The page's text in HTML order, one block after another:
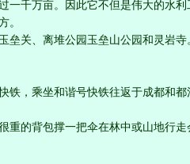
一千万亩。因此它不但是伟大的水
。
垒关、离堆公园玉垒山公园和灵岩寺
铁，乘坐和谐号快铁往返于成都和
重的背包撑一把伞在林中或山地行